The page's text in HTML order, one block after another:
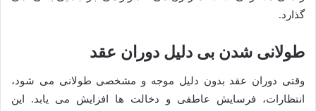
گذارد.
طولانی شدن بی دلیل دوران عقد
وقتی دوران عقد بدون دلیل موجه و مشخصی طولانی می شود،
انتظارات، فرسایش عاطفی و دخالت ها افزایش می یابد. این